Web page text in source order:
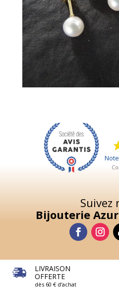
Suivez
Bijouterie
LIVRAISON
OFFERTE
dès 60 € d’achat